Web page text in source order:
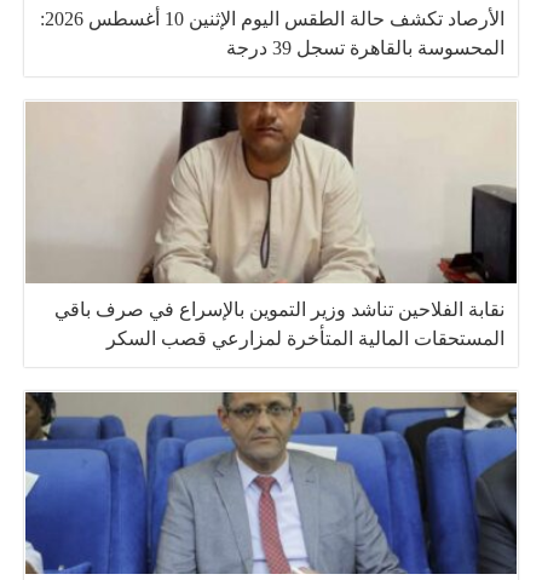
الأرصاد تكشف حالة الطقس اليوم الإثنين 10 أغسطس 2026:
المحسوسة بالقاهرة تسجل 39 درجة
نقابة الفلاحين تناشد وزير التموين بالإسراع في صرف باقي
المستحقات المالية المتأخرة لمزارعي قصب السكر